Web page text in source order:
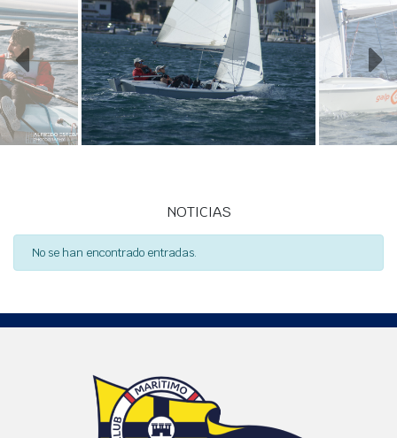
NOTICIAS
No se han encontrado entradas.